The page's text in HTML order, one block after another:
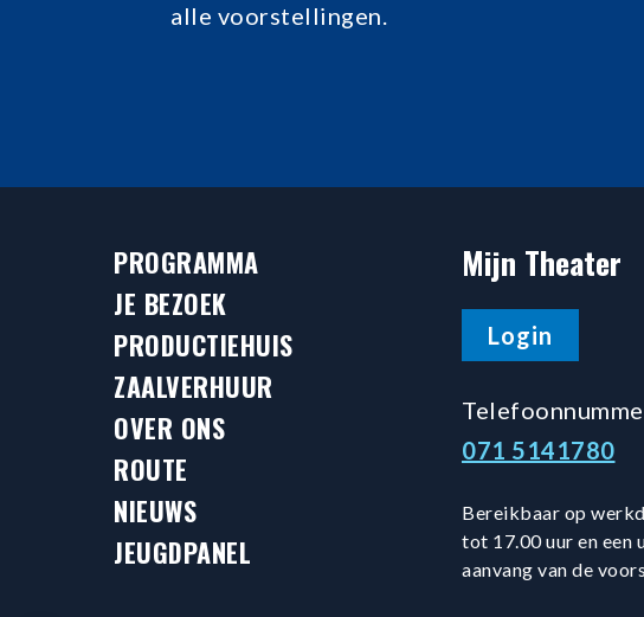
alle voorstellingen.
PROGRAMMA
JE BEZOEK
PRODUCTIEHUIS
ZAALVERHUUR
OVER ONS
ROUTE
NIEUWS
JEUGDPANEL
Mijn Theater
Login
071 5141780
Bereikbaar op
tot 17.00 uur en een
aanvang van de